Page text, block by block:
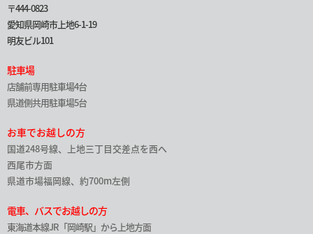
〒444-0823
愛知県岡崎市上地6-1-19
明友ビル101
駐車場
店舗前専用駐車場4台
県道側共用駐車場5台
お車でお越しの方
国道248号線、上地三丁目交差点を西へ
西尾市方面
県道市場福岡線、約700m左側
電車、バスでお越しの方
東海道本線JR「岡崎駅」から上地方面